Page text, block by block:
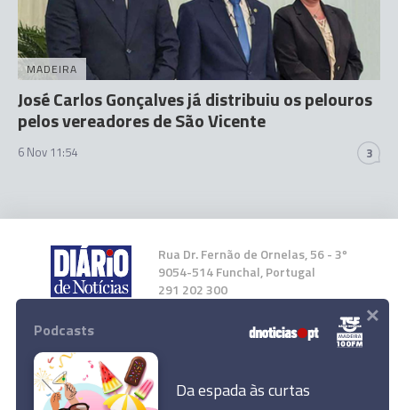
MADEIRA
José Carlos Gonçalves já distribuiu os pelouros
pelos vereadores de São Vicente
6 Nov 11:54 3
Rua Dr. Fernão de Ornelas, 56 - 3º
9054-514 Funchal, Portugal
291 202 300
Instale a nossa App
Podcasts
Da espada às curtas
×